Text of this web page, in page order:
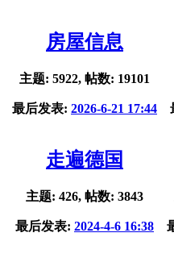
房屋信息
主题: 5922, 帖数: 19101
最后发表: 2026-6-21 17:44
走遍德国
主题: 426, 帖数: 3843
最后发表: 2024-4-6 16:38